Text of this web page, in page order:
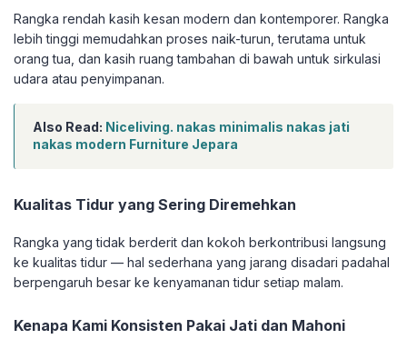
Rangka rendah kasih kesan modern dan kontemporer. Rangka
lebih tinggi memudahkan proses naik-turun, terutama untuk
orang tua, dan kasih ruang tambahan di bawah untuk sirkulasi
udara atau penyimpanan.
Also Read: Niceliving. nakas minimalis nakas jati
nakas modern Furniture Jepara
Kualitas Tidur yang Sering Diremehkan
Rangka yang tidak berderit dan kokoh berkontribusi langsung
ke kualitas tidur — hal sederhana yang jarang disadari padahal
berpengaruh besar ke kenyamanan tidur setiap malam.
Kenapa Kami Konsisten Pakai Jati dan Mahoni